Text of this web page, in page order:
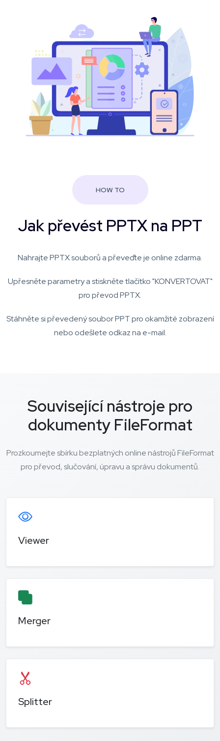
HOW TO
Jak převést PPTX na PPT
Nahrajte PPTX souborů a převeďte je online zdarma.
Upřesněte parametry a stiskněte tlačítko "KONVERTOVAT"
pro převod PPTX.
Stáhněte si převedený soubor PPT pro okamžité zobrazení
nebo odešlete odkaz na e-mail.
Související nástroje pro
dokumenty FileFormat
Prozkoumejte sbírku bezplatných online nástrojů FileFormat
pro převod, slučování, úpravu a správu dokumentů.
Viewer
Merger
Splitter